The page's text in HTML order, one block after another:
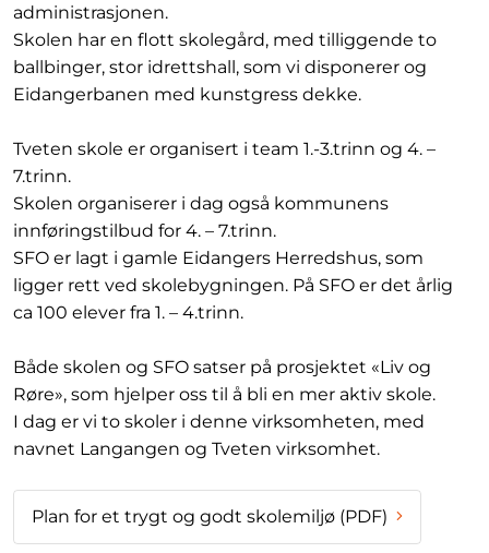
administrasjonen.
Skolen har en flott skolegård, med tilliggende to
ballbinger, stor idrettshall, som vi disponerer og
Eidangerbanen med kunstgress dekke.
Tveten skole er organisert i team 1.-3.trinn og 4. –
7.trinn.
Skolen organiserer i dag også kommunens
innføringstilbud for 4. – 7.trinn.
SFO er lagt i gamle Eidangers Herredshus, som
ligger rett ved skolebygningen. På SFO er det årlig
ca 100 elever fra 1. – 4.trinn.
Både skolen og SFO satser på prosjektet «Liv og
Røre», som hjelper oss til å bli en mer aktiv skole.
I dag er vi to skoler i denne virksomheten, med
navnet Langangen og Tveten virksomhet.
Plan for et trygt og godt skolemiljø (PDF)